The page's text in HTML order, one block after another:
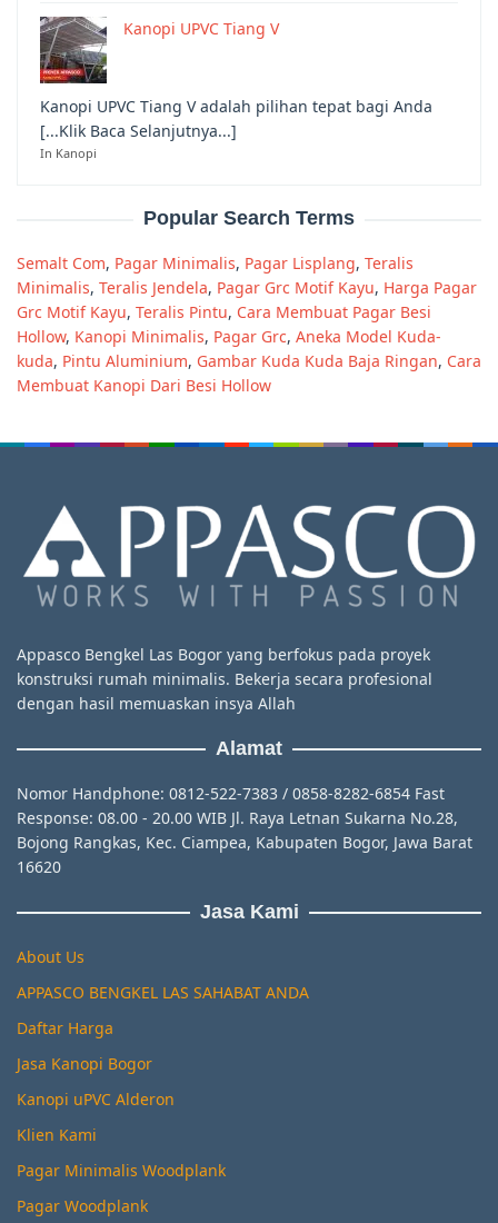
Kanopi UPVC Tiang V
Kanopi UPVC Tiang V adalah pilihan tepat bagi Anda
[...Klik Baca Selanjutnya...]
In Kanopi
Popular Search Terms
Semalt Com, Pagar Minimalis, Pagar Lisplang, Teralis
Minimalis, Teralis Jendela, Pagar Grc Motif Kayu, Harga Pagar
Grc Motif Kayu, Teralis Pintu, Cara Membuat Pagar Besi
Hollow, Kanopi Minimalis, Pagar Grc, Aneka Model Kuda-
kuda, Pintu Aluminium, Gambar Kuda Kuda Baja Ringan, Cara
Membuat Kanopi Dari Besi Hollow
Appasco Bengkel Las Bogor yang berfokus pada proyek
konstruksi rumah minimalis. Bekerja secara profesional
dengan hasil memuaskan insya Allah
Alamat
Nomor Handphone: 0812-522-7383 / 0858-8282-6854 Fast
Response: 08.00 - 20.00 WIB Jl. Raya Letnan Sukarna No.28,
Bojong Rangkas, Kec. Ciampea, Kabupaten Bogor, Jawa Barat
16620
Jasa Kami
About Us
APPASCO BENGKEL LAS SAHABAT ANDA
Daftar Harga
Jasa Kanopi Bogor
Kanopi uPVC Alderon
Klien Kami
Pagar Minimalis Woodplank
Pagar Woodplank